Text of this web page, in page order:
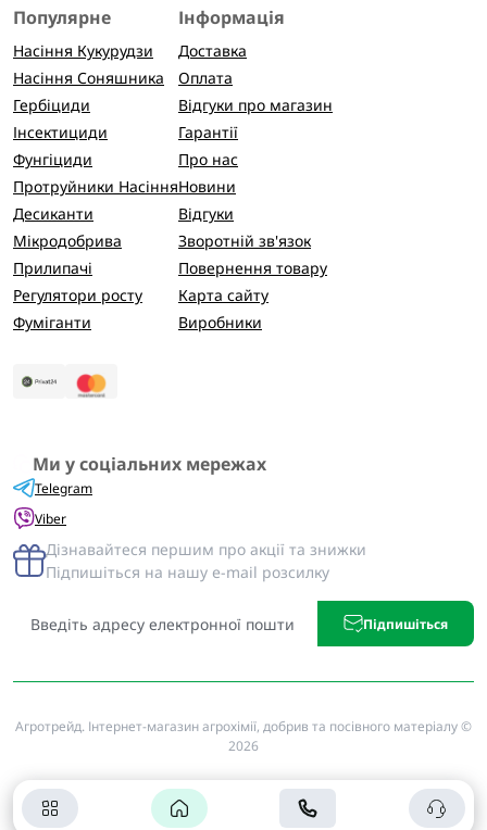
Популярне
Насіння Кукурудзи
Насіння Соняшника
Гербіциди
Інсектициди
Фунгіциди
Протруйники Насіння
Десиканти
Мікродобрива
Прилипачі
Регулятори росту
Фуміганти
Інформація
Доставка
Оплата
Відгуки про магазин
Гарантії
Про нас
Новини
Відгуки
Зворотній зв'язок
Повернення товару
Карта сайту
Виробники
Ми у соціальних мережах
Telegram
Viber
Дізнавайтеся першим про акції та знижки
Підпишіться на нашу e-mail розсилку
Підпишіться
Агротрейд. Інтернет-магазин агрохімії, добрив та посівного матеріалу ©
2026